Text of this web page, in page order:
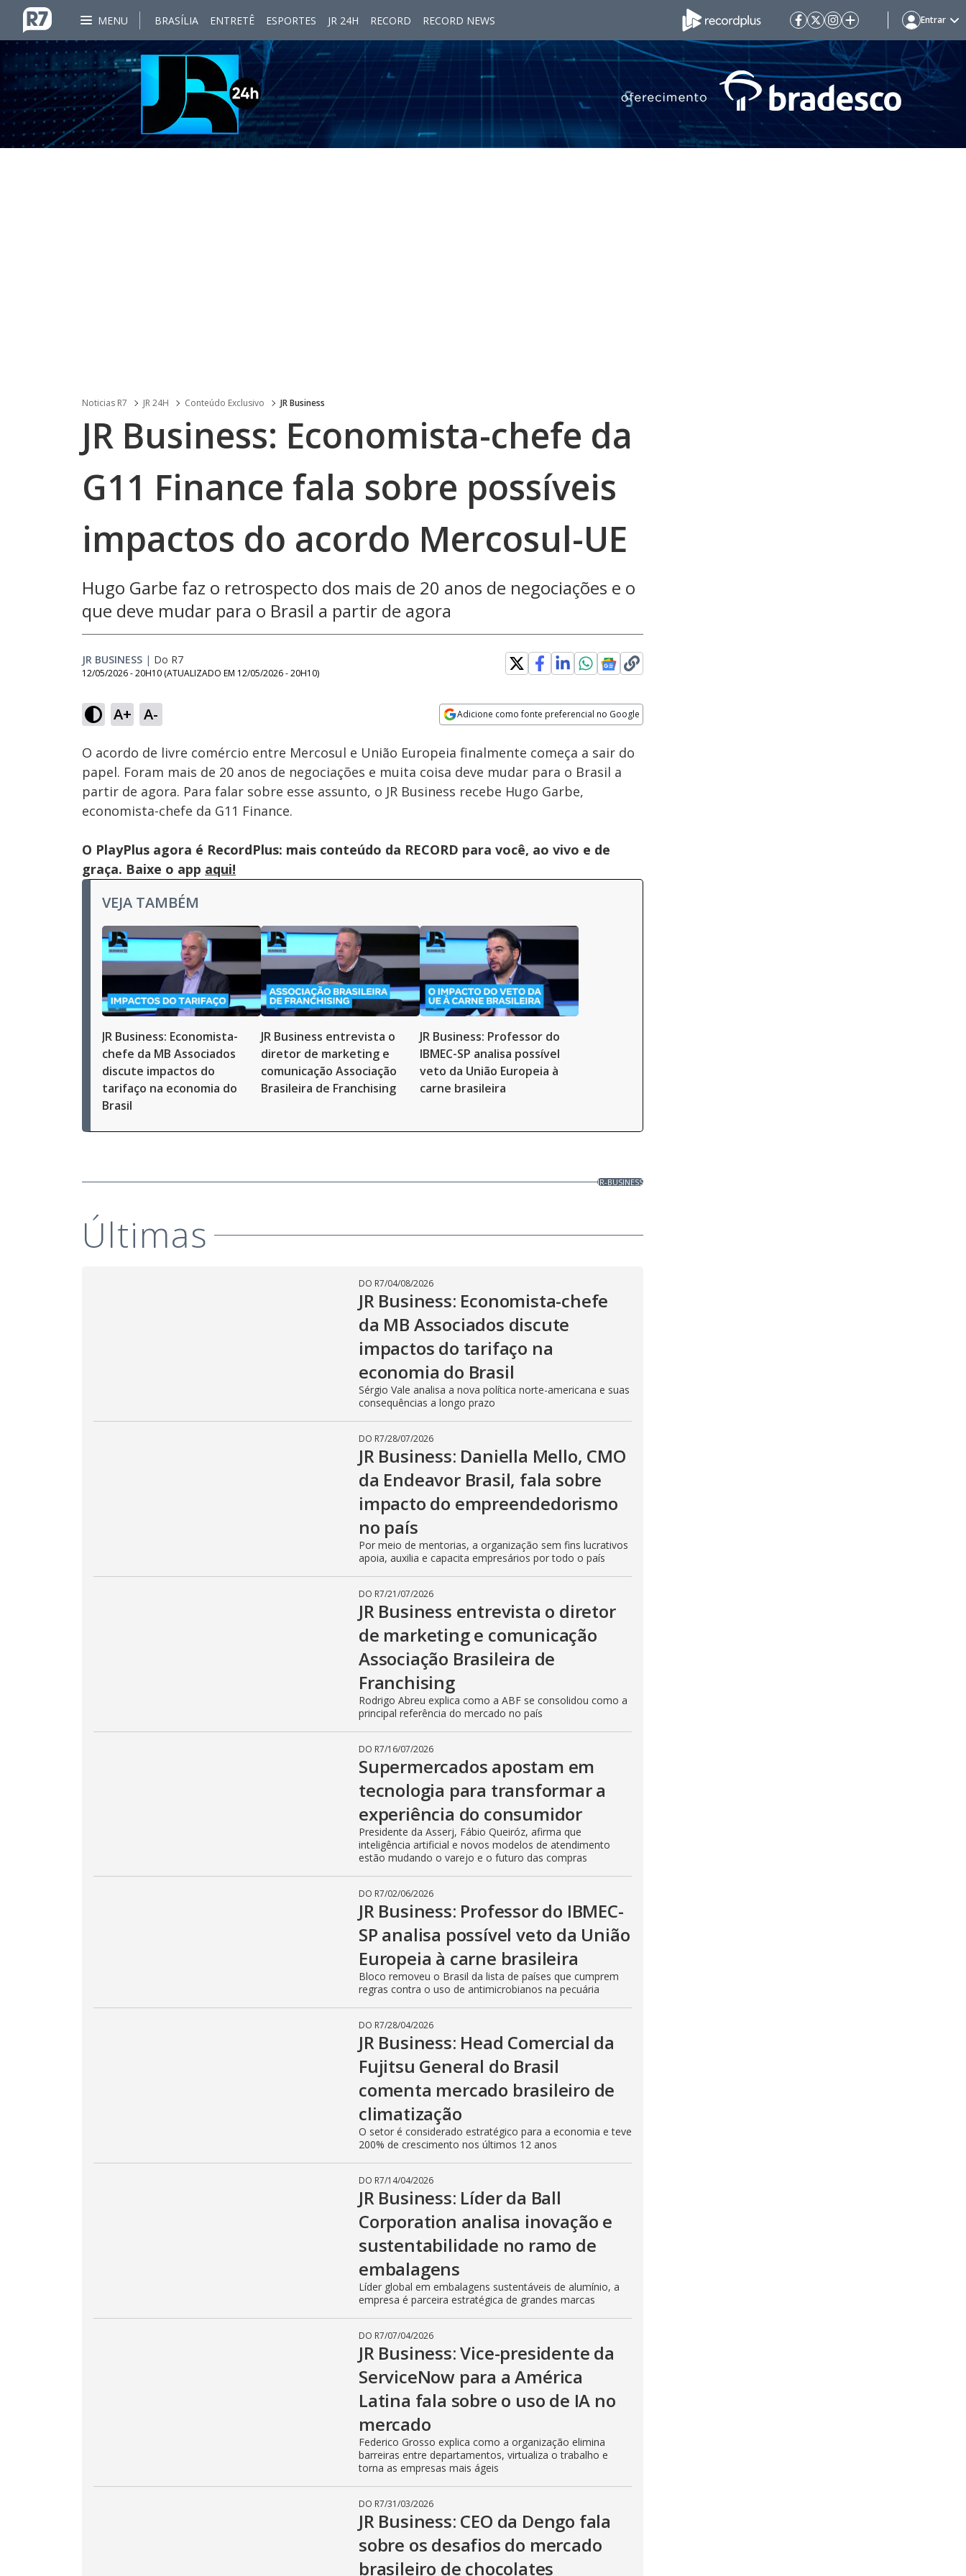
MENU BRASÍLIA ENTRETÊ ESPORTES JR 24H RECORD RECORD NEWS Entrar
Noticias R7 JR 24H Conteúdo Exclusivo JR Business
JR Business: Economista-chefe da
G11 Finance fala sobre possíveis
impactos do acordo Mercosul-UE
Hugo Garbe faz o retrospecto dos mais de 20 anos de negociações e o
que deve mudar para o Brasil a partir de agora
JR BUSINESS | Do R7
12/05/2026 - 20H10 (ATUALIZADO EM 12/05/2026 - 20H10)
A+ A- Adicione como fonte preferencial no Google
Ativar
Som
6.93%
Velocidade
O acordo de livre comércio entre Mercosul e União Europeia finalmente começa a sair do
papel. Foram mais de 20 anos de negociações e muita coisa deve mudar para o Brasil a
partir de agora. Para falar sobre esse assunto, o JR Business recebe Hugo Garbe,
economista-chefe da G11 Finance.
O PlayPlus agora é RecordPlus: mais conteúdo da RECORD para você, ao vivo e de
graça. Baixe o app aqui!
VEJA TAMBÉM
JR Business: Economista-
chefe da MB Associados
discute impactos do
tarifaço na economia do
Brasil
JR Business entrevista o
diretor de marketing e
comunicação Associação
Brasileira de Franchising
JR Business: Professor do
IBMEC-SP analisa possível
veto da União Europeia à
carne brasileira
JR-BUSINESS
Últimas
DO R7/04/08/2026
JR Business: Economista-chefe
da MB Associados discute
impactos do tarifaço na
economia do Brasil
Sérgio Vale analisa a nova política norte-americana e suas
consequências a longo prazo
DO R7/28/07/2026
JR Business: Daniella Mello, CMO
da Endeavor Brasil, fala sobre
impacto do empreendedorismo
no país
Por meio de mentorias, a organização sem fins lucrativos
apoia, auxilia e capacita empresários por todo o país
DO R7/21/07/2026
JR Business entrevista o diretor
de marketing e comunicação
Associação Brasileira de
Franchising
Rodrigo Abreu explica como a ABF se consolidou como a
principal referência do mercado no país
DO R7/16/07/2026
Supermercados apostam em
tecnologia para transformar a
experiência do consumidor
Presidente da Asserj, Fábio Queiróz, afirma que
inteligência artificial e novos modelos de atendimento
estão mudando o varejo e o futuro das compras
DO R7/02/06/2026
JR Business: Professor do IBMEC-
SP analisa possível veto da União
Europeia à carne brasileira
Bloco removeu o Brasil da lista de países que cumprem
regras contra o uso de antimicrobianos na pecuária
DO R7/28/04/2026
JR Business: Head Comercial da
Fujitsu General do Brasil
comenta mercado brasileiro de
climatização
O setor é considerado estratégico para a economia e teve
200% de crescimento nos últimos 12 anos
DO R7/14/04/2026
JR Business: Líder da Ball
Corporation analisa inovação e
sustentabilidade no ramo de
embalagens
Líder global em embalagens sustentáveis de alumínio, a
empresa é parceira estratégica de grandes marcas
DO R7/07/04/2026
JR Business: Vice-presidente da
ServiceNow para a América
Latina fala sobre o uso de IA no
mercado
Federico Grosso explica como a organização elimina
barreiras entre departamentos, virtualiza o trabalho e
torna as empresas mais ágeis
DO R7/31/03/2026
JR Business: CEO da Dengo fala
sobre os desafios do mercado
brasileiro de chocolates